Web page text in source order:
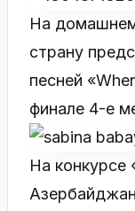
На
страну
песней
финале 4-е
На конкурсе